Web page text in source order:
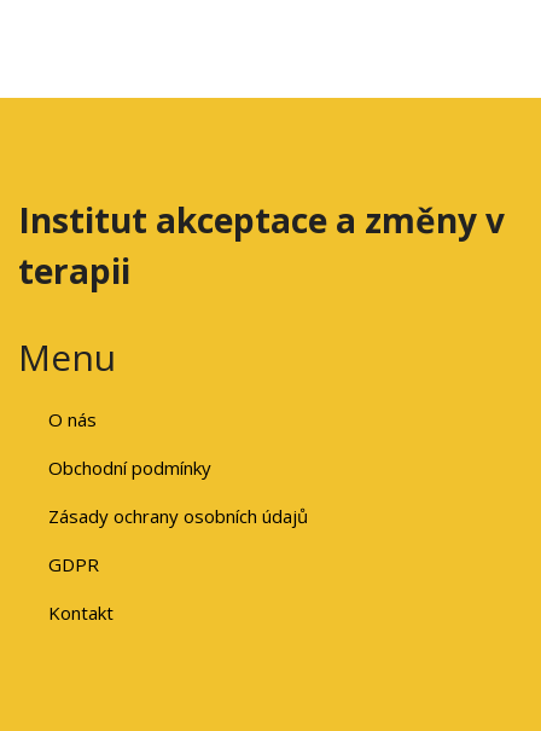
Institut akceptace a změny v
terapii
Menu
O nás
Obchodní podmínky
Zásady ochrany osobních údajů
GDPR
Kontakt